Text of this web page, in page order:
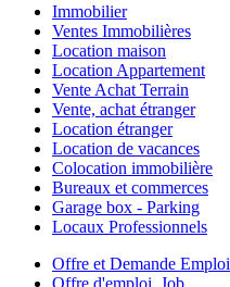
Immobilier
Ventes Immobilières
Location maison
Location Appartement
Vente Achat Terrain
Vente, achat étranger
Location étranger
Location de vacances
Colocation immobilière
Bureaux et commerces
Garage box - Parking
Locaux Professionnels
Offre et Demande Emploi
Offre d'emploi, Job